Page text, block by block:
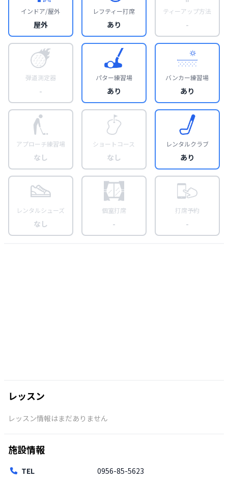
インドア/屋外
屋外
レフティー打席
あり
ティーアップ方法
-
弾道測定器
-
パター練習場
あり
バンカー練習場
あり
アプローチ練習場
なし
ショートコース
なし
レンタルクラブ
あり
レンタルシューズ
なし
個室打席
-
打席予約
-
レッスン
レッスン情報はまだありません
施設情報
TEL 0956-85-5623